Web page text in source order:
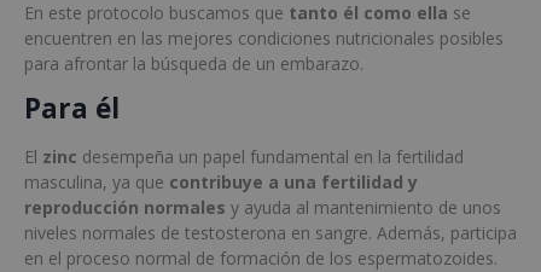
En este protocolo buscamos que tanto él como ella se
encuentren en las mejores condiciones nutricionales posibles
para afrontar la búsqueda de un embarazo.
Para él
El zinc desempeña un papel fundamental en la fertilidad
masculina, ya que contribuye a una fertilidad y
reproducción normales y ayuda al mantenimiento de unos
niveles normales de testosterona en sangre. Además, participa
en el proceso normal de formación de los espermatozoides.